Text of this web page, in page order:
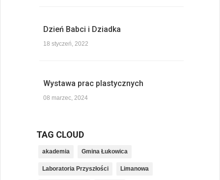
Dzień Babci i Dziadka
18 styczeń, 2022
Wystawa prac plastycznych
08 marzec, 2024
TAG CLOUD
akademia Gmina Łukowica
Laboratoria Przyszłości Limanowa